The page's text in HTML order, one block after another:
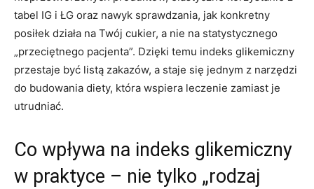
tabel IG i ŁG oraz nawyk sprawdzania, jak konkretny
posiłek działa na Twój cukier, a nie na statystycznego
„przeciętnego pacjenta”. Dzięki temu indeks glikemiczny
przestaje być listą zakazów, a staje się jednym z narzędzi
do budowania diety, która wspiera leczenie zamiast je
utrudniać.
Co wpływa na indeks glikemiczny
w praktyce – nie tylko „rodzaj